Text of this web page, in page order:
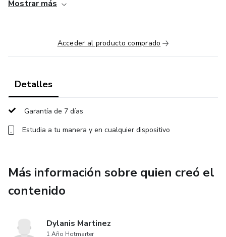
Es un apoyo breve y práctico en formato de 3 videos
cortos, diseñados para darte seguridad y claridad al aplicar
No necesitas hacerlo perfecto.
🎥 ¿Qué incluyen los 3 videos?
1️⃣ Cómo empezar sin miedo ni perfeccionismo
Aprende a iniciar el proceso sin presión, entendiendo qué
esperar los primeros días y cómo reducir la ansiedad del
Mostrar más
Acceder al producto comprado
Detalles
Garantía de 7 días
Estudia a tu manera y en cualquier dispositivo
Más información sobre quien creó el
contenido
Dylanis Martinez
1 Año Hotmarter